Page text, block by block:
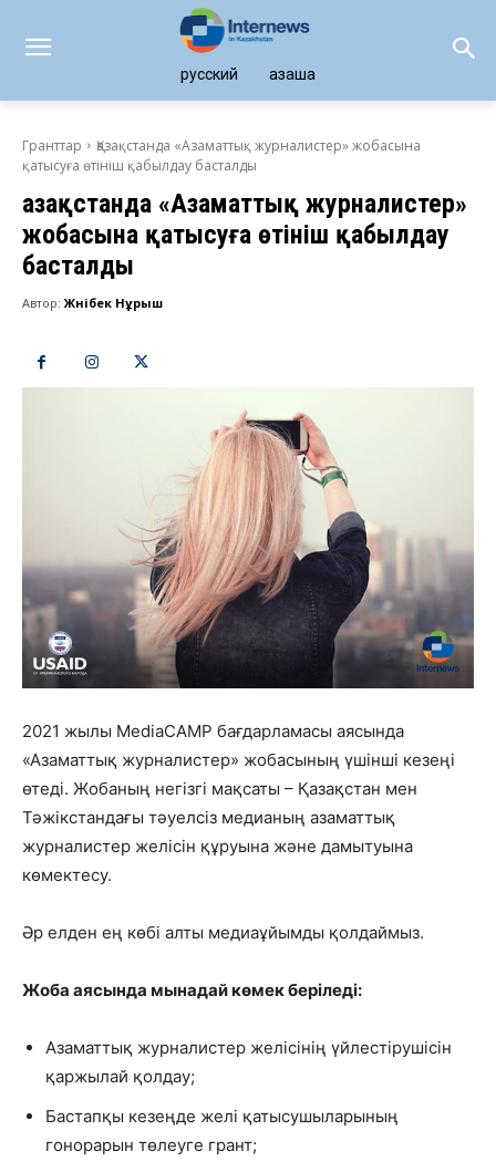
русский қазақша
Гранттар
Қазақстанда «Азаматтық журналистер» жобасына
қатысуға өтініш қабылдау басталды
Қазақстанда «Азаматтық журналистер»
жобасына қатысуға өтініш қабылдау
басталды
Автор: Жәнібек Нұрыш
2021 жылы MediaCAMP бағдарламасы аясында
«Азаматтық журналистер» жобасының үшінші кезеңі
өтеді. Жобаның негізгі мақсаты – Қазақстан мен
Тәжікстандағы тәуелсіз медианың азаматтық
журналистер желісін құруына және дамытуына
көмектесу.
Әр елден ең көбі алты медиаұйымды қолдаймыз.
Жоба аясында мынадай көмек беріледі:
Азаматтық журналистер желісінің үйлестірушісін
қаржылай қолдау;
Бастапқы кезеңде желі қатысушыларының
гонорарын төлеуге грант;